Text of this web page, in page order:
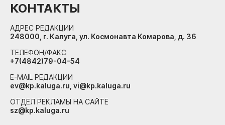
КОНТАКТЫ
АДРЕС РЕДАКЦИИ
248000, г. Калуга, ул. Космонавта Комарова, д. 36
ТЕЛЕФОН/ФАКС
+7(4842)79-04-54
E-MAIL РЕДАКЦИИ
ev@kp.kaluga.ru, vi@kp.kaluga.ru
ОТДЕЛ РЕКЛАМЫ НА САЙТЕ
sz@kp.kaluga.ru